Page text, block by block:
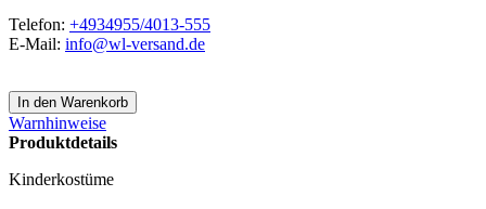
Telefon: +4934955/4013-555
E-Mail: info@wl-versand.de
Warnhinweise
Produktdetails
Kinderkostüme